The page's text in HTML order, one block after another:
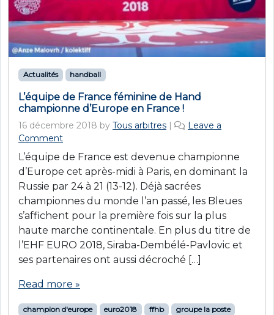
Actualités handball
L’équipe de France féminine de Hand
championne d’Europe en France !
16 décembre 2018 by Tous arbitres
Leave a
Comment
L’équipe de France est devenue championne
d’Europe cet après-midi à Paris, en dominant la
Russie par 24 à 21 (13-12). Déjà sacrées
championnes du monde l’an passé, les Bleues
s’affichent pour la première fois sur la plus
haute marche continentale. En plus du titre de
l’EHF EURO 2018, Siraba-Dembélé-Pavlovic et
ses partenaires ont aussi décroché […]
Read more »
champion d'europe euro2018 ffhb
groupe la poste